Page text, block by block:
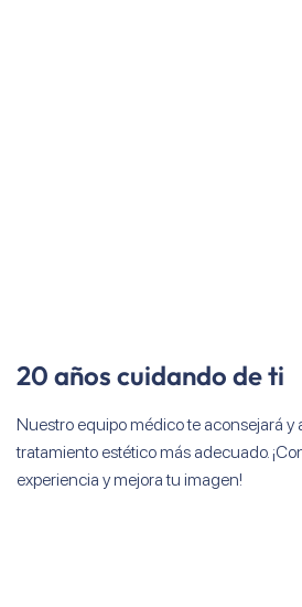
20 años cuidando de ti
Nuestro equipo médico te aconsejará y
tratamiento estético más adecuado.
experiencia y mejora tu imagen!